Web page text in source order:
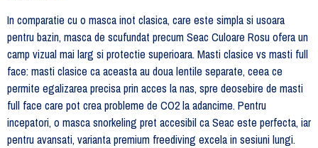
In comparatie cu o masca inot clasica, care este simpla si usoara
pentru bazin, masca de scufundat precum Seac Culoare Rosu ofera un
camp vizual mai larg si protectie superioara. Masti clasice vs masti full
face: masti clasice ca aceasta au doua lentile separate, ceea ce
permite egalizarea precisa prin acces la nas, spre deosebire de masti
full face care pot crea probleme de CO2 la adancime. Pentru
incepatori, o masca snorkeling pret accesibil ca Seac este perfecta, iar
pentru avansati, varianta premium freediving excela in sesiuni lungi.